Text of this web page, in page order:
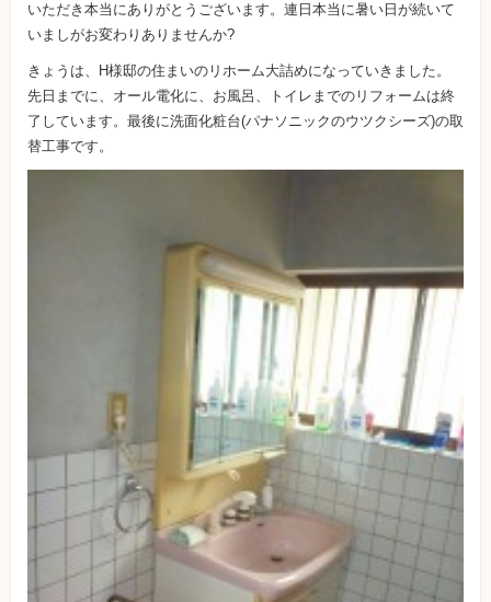
いただき本当にありがとうございます。連日本当に暑い日が続いて
いましがお変わりありませんか?
きょうは、H様邸の住まいのリホーム大詰めになっていきました。
先日までに、オール電化に、お風呂、トイレまでのリフォームは終
了しています。最後に洗面化粧台(パナソニックのウツクシーズ)の取
替工事です。